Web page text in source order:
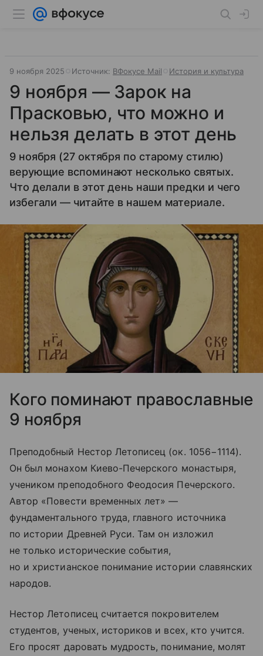
9 ноября 2025 Источник: ВФокусе Mail История и культура
9 ноября — Зарок на
Прасковью, что можно и
нельзя делать в этот день
9 ноября (27 октября по старому стилю)
верующие вспоминают несколько святых.
Что делали в этот день наши предки и чего
избегали — читайте в нашем материале.
Кого поминают православные
9 ноября
Преподобный Нестор Летописец (ок. 1056−1114).
Он был монахом Киево-Печерского монастыря,
учеником преподобного Феодосия Печерского.
Автор «Повести временных лет» —
фундаментального труда, главного источника
по истории Древней Руси. Там он изложил
не только исторические события,
но и христианское понимание истории славянских
народов.
Нестор Летописец считается покровителем
студентов, ученых, историков и всех, кто учится.
Его просят даровать мудрость, понимание, молят